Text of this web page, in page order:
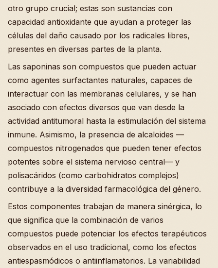
otro grupo crucial; estas son sustancias con
capacidad antioxidante que ayudan a proteger las
células del daño causado por los radicales libres,
presentes en diversas partes de la planta.
Las saponinas son compuestos que pueden actuar
como agentes surfactantes naturales, capaces de
interactuar con las membranas celulares, y se han
asociado con efectos diversos que van desde la
actividad antitumoral hasta la estimulación del sistema
inmune. Asimismo, la presencia de alcaloides —
compuestos nitrogenados que pueden tener efectos
potentes sobre el sistema nervioso central— y
polisacáridos (como carbohidratos complejos)
contribuye a la diversidad farmacológica del género.
Estos componentes trabajan de manera sinérgica, lo
que significa que la combinación de varios
compuestos puede potenciar los efectos terapéuticos
observados en el uso tradicional, como los efectos
antiespasmódicos o antiinflamatorios. La variabilidad